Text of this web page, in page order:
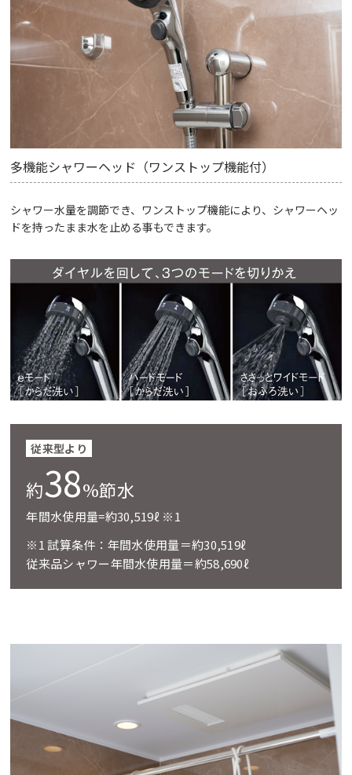
多機能シャワーヘッド（ワンストップ機能付）
シャワー水量を調節でき、ワンストップ機能により、シャワーヘッ
ドを持ったまま水を止める事もできます。
従来型より
約38%節水
年間水使用量=約30,519ℓ ※1
※1 試算条件：年間水使用量＝約30,519ℓ
従来品シャワー年間水使用量＝約58,690ℓ